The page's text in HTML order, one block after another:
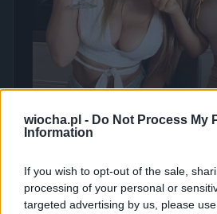
wiocha.pl - Do Not Process My
Information
If you wish to opt-out of the sale,
processing of your personal or
targeted advertising by us, please